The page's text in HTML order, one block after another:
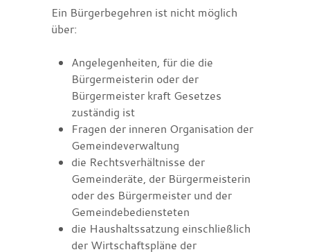
Ein Bürgerbegehren ist nicht möglich
über:
Angelegenheiten, für die die
Bürgermeisterin oder der
Bürgermeister kraft Gesetzes
zuständig ist
Fragen der inneren Organisation der
Gemeindeverwaltung
die Rechtsverhältnisse der
Gemeinderäte, der Bürgermeisterin
oder des Bürgermeister und der
Gemeindebediensteten
die Haushaltssatzung einschließlich
der Wirtschaftspläne der